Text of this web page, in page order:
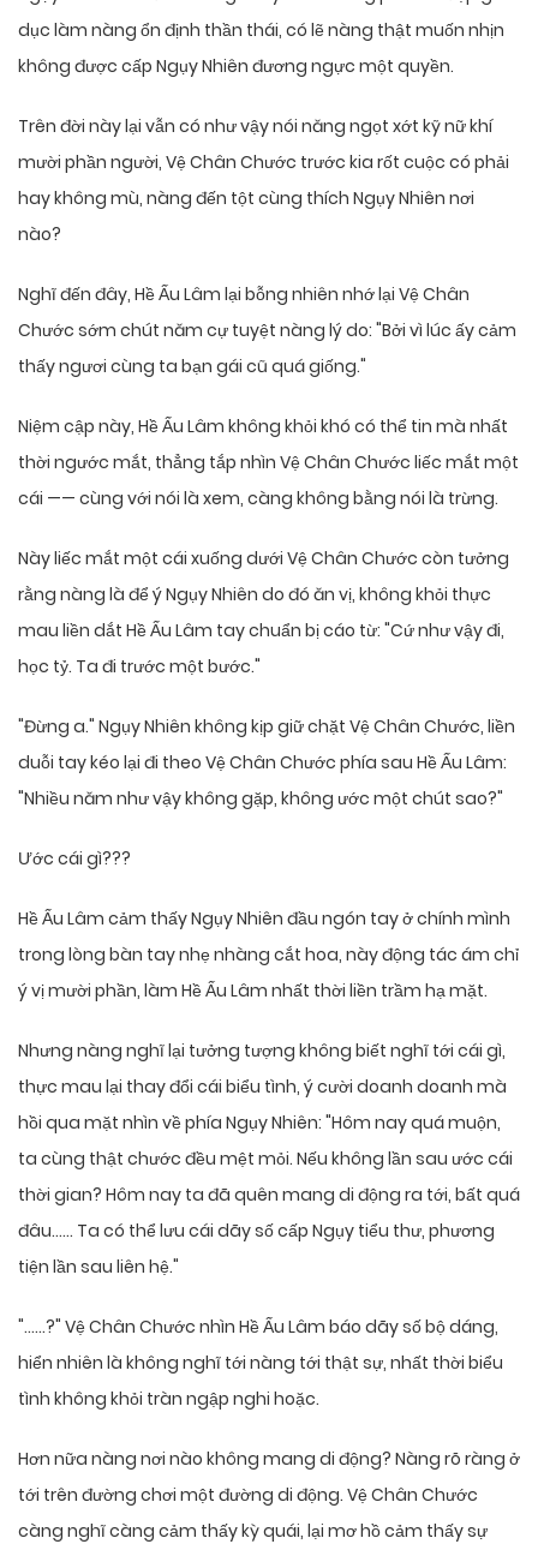
dục làm nàng ổn định thần thái, có lẽ nàng thật muốn nhịn
không được cấp Ngụy Nhiên đương ngực một quyền.
Trên đời này lại vẫn có như vậy nói năng ngọt xớt kỹ nữ khí
mười phần người, Vệ Chân Chước trước kia rốt cuộc có phải
hay không mù, nàng đến tột cùng thích Ngụy Nhiên nơi
nào?
Nghĩ đến đây, Hề Ấu Lâm lại bỗng nhiên nhớ lại Vệ Chân
Chước sớm chút năm cự tuyệt nàng lý do: "Bởi vì lúc ấy cảm
thấy ngươi cùng ta bạn gái cũ quá giống."
Niệm cập này, Hề Ấu Lâm không khỏi khó có thể tin mà nhất
thời ngước mắt, thẳng tắp nhìn Vệ Chân Chước liếc mắt một
cái —— cùng với nói là xem, càng không bằng nói là trừng.
Này liếc mắt một cái xuống dưới Vệ Chân Chước còn tưởng
rằng nàng là để ý Ngụy Nhiên do đó ăn vị, không khỏi thực
mau liền dắt Hề Ấu Lâm tay chuẩn bị cáo từ: "Cứ như vậy đi,
học tỷ. Ta đi trước một bước."
"Đừng a." Ngụy Nhiên không kịp giữ chặt Vệ Chân Chước, liền
duỗi tay kéo lại đi theo Vệ Chân Chước phía sau Hề Ấu Lâm:
"Nhiều năm như vậy không gặp, không ước một chút sao?"
Ước cái gì???
Hề Ấu Lâm cảm thấy Ngụy Nhiên đầu ngón tay ở chính mình
trong lòng bàn tay nhẹ nhàng cắt hoa, này động tác ám chỉ
ý vị mười phần, làm Hề Ấu Lâm nhất thời liền trầm hạ mặt.
Nhưng nàng nghĩ lại tưởng tượng không biết nghĩ tới cái gì,
thực mau lại thay đổi cái biểu tình, ý cười doanh doanh mà
hồi qua mặt nhìn về phía Ngụy Nhiên: "Hôm nay quá muộn,
ta cùng thật chước đều mệt mỏi. Nếu không lần sau ước cái
thời gian? Hôm nay ta đã quên mang di động ra tới, bất quá
đâu…… Ta có thể lưu cái dãy số cấp Ngụy tiểu thư, phương
tiện lần sau liên hệ."
"……?" Vệ Chân Chước nhìn Hề Ấu Lâm báo dãy số bộ dáng,
hiển nhiên là không nghĩ tới nàng tới thật sự, nhất thời biểu
tình không khỏi tràn ngập nghi hoặc.
Hơn nữa nàng nơi nào không mang di động? Nàng rõ ràng ở
tới trên đường chơi một đường di động. Vệ Chân Chước
càng nghĩ càng cảm thấy kỳ quái, lại mơ hồ cảm thấy sự